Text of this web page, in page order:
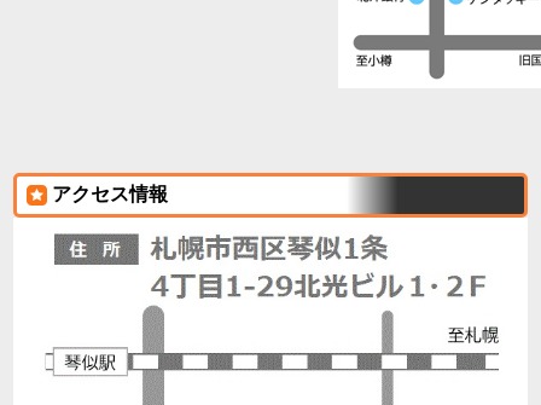
アクセス情報